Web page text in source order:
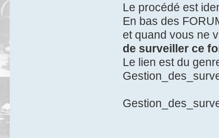
Le procédé est
En bas des
et quand vous ne
de surveiller ce
Le lien est du